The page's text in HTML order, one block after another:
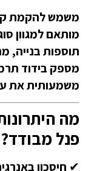
משמש להקמת
מותאם למגוון
תוספות בנייה,
מספק בידוד
משמעותית את
מה
פנל מבודד?
✔ חיסכון